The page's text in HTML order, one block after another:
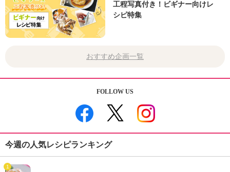
工程写真付き！ビギナー向けレ
シピ特集
おすすめ企画一覧
FOLLOW US
今週の人気レシピランキング
1